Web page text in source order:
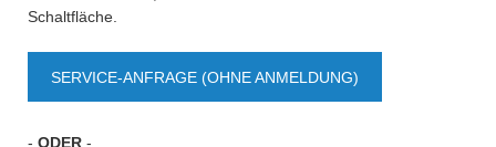
Schaltfläche.
SERVICE-ANFRAGE (OHNE ANMELDUNG)
- ODER -